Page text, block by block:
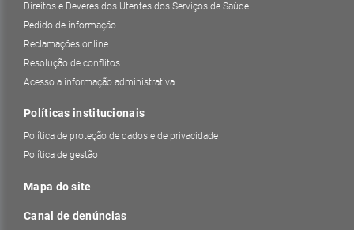
Direitos e Deveres dos Utentes dos Serviços de Saúde
Pedido de informação
Reclamações online
Resolução de conflitos
Acesso a informação administrativa
Políticas institucionais
Política de proteção de dados e de privacidade
Política de gestão
Mapa do site
Canal de denúncias